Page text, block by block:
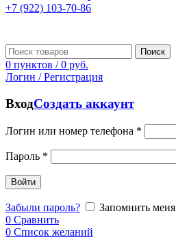
+7 (922) 103-70-86
Поиск
0 пунктов / 0 руб.
Логин / Регистрация
ВходСоздать аккаунт
Логин или номер телефона *
Пароль *
Войти
Забыли пароль?
Запомнить меня
0 Сравнить
0 Список желаний